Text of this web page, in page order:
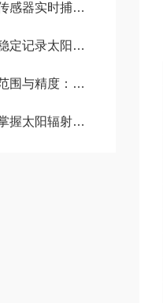
，助力农业科学调控光照环境
灌溉、建筑采光领域发挥效用
结合，保障辐照度数据准确
农业气象观测的太阳总辐射表